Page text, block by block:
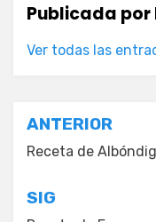
Publicada por
Ver todas las
Navegación
de
entradas
ANTERIOR
Receta de
SIG